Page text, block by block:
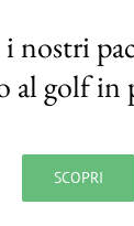
CLUB
CF
i nostri
al golf in
SCOPRI